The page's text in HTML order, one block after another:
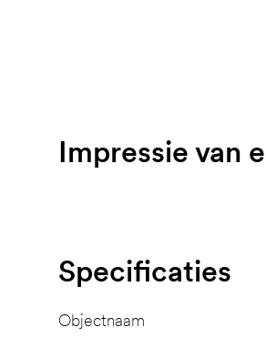
Impressie van
Specificaties
Objectnaam